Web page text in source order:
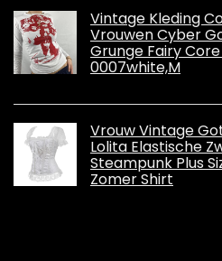
Vintage Kleding
Vrouwen Cyber
Grunge Fairy
0007white,M
Vrouw Vintage
Lolita Elastische
Steampunk Plus
Zomer Shirt